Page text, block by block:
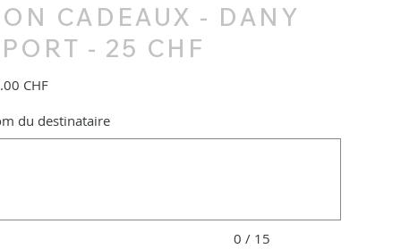
CADEAUX - DANY
- 25 CHF
CHF
du destinataire
0 / 15